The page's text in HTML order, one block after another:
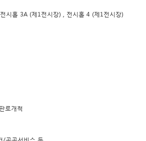
시홀 3A (제1전시장) , 전시홀 4 (제1전시장)
로개척